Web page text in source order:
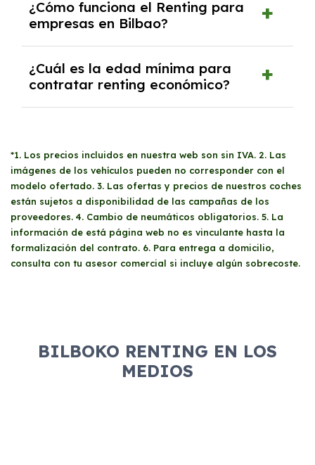
tranquilidad de tener un vehículo nuevo sin
preocuparte por gastos imprevistos, ya que
contar con un año de antigüedad y presentar
la documentación requerida que acredite su
solvencia económica.
departamento de riesgos podría solicitar una
cuota de fianza o entrada dependiendo del
estudio de viabilidad económica.
Siexcedes el límite de kilometraje
contratado, no hay problema. Cada modelo
recorres menos kilómetros de los contratados,
te devolveremos la parte proporcional.
¿Cómo funciona el Renting para
empresas en Bilbao?
ElRenting para empresas en Bilbao
posibilidad de alquilar vehículos a medio y
afecto a su actividad económica. Las
empresas deben presentar documentación
que acredite su solvencia y antigüedad, como
el CIF de la empresa, balance de pérdidas y
ganancias, y el último impuesto de
sociedades, entre otros.
¿Cuál es la edad mínima para
contratar renting económico?
fundamental cumplir con los requisitos
establecidos, como tener un carnet de
conducir válido y demostrar solvencia
económica. La evaluación para particulares la
realiza el departamento de riesgos de cada
proveedor.
*1. Los precios incluidos en nuestra web son sin IVA. 2. Las
imágenes de los vehículos pueden no corresponder con el
modelo ofertado. 3. Las ofertas y precios de nuestros coches
están sujetos a disponibilidad de las campañas de los
proveedores. 4. Cambio de neumáticos obligatorios. 5. La
información de está página web no es vinculante hasta la
formalización del contrato. 6. Para entrega a domicilio,
consulta con tu asesor comercial si incluye algún sobrecoste.
BILBOKO RENTING EN LOS
MEDIOS